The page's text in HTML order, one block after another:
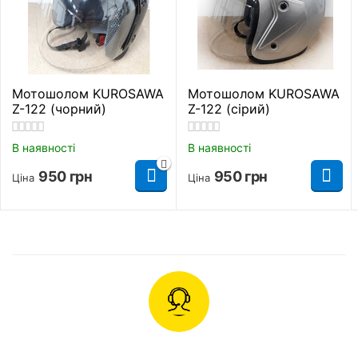
Мотошолом KUROSAWA
Z-122 (чорний)
В наявності
Ціна 950 грн
Мотошолом KUROSAWA
Z-122 (сірий)
В наявності
Ціна 950 грн